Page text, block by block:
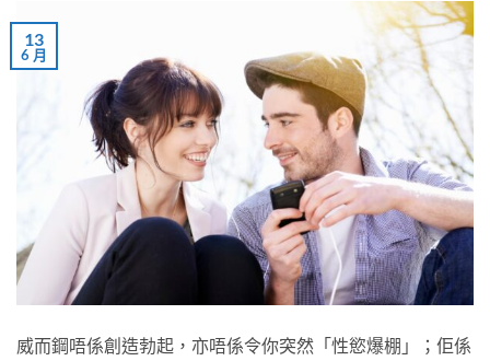
13
6 月
威而鋼唔係創造勃起，亦唔係令你突然「性慾爆棚」；佢係